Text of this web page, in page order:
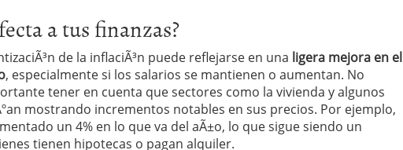
a tus finanzas?
de la inflaciÃ³n puede reflejarse en una ligera mejora en el
, especialmente si los salarios se mantienen o aumentan. No
tener en cuenta que sectores como la vivienda y algunos
mostrando incrementos notables en sus precios. Por ejemplo,
un 4% en lo que va del aÃ±o, lo que sigue siendo un
tienen hipotecas o pagan alquiler.